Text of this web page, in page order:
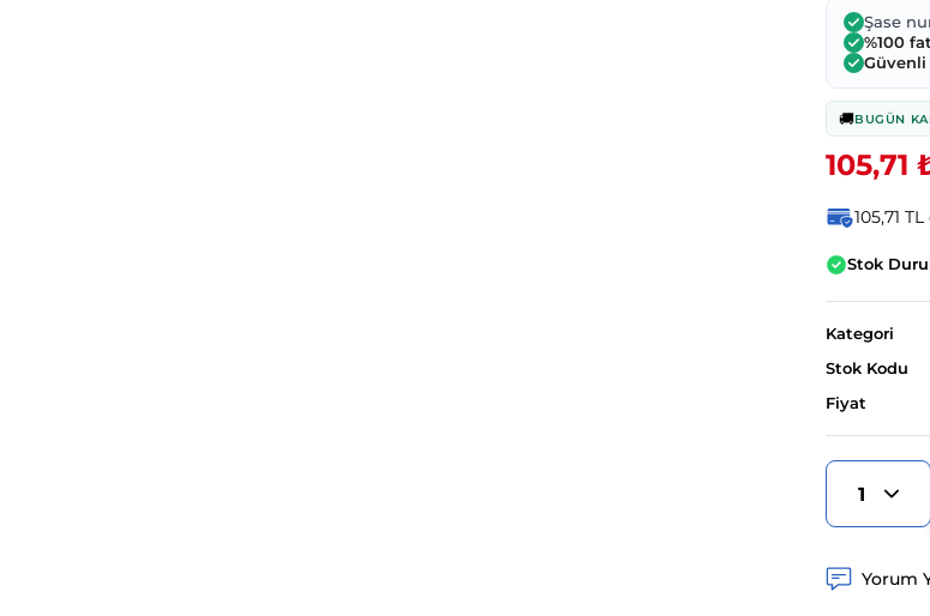
Şase
%100
🚚BUGÜN
105,71
105,71
Stok
Kategori
Stok Kodu
Fiyat
Yorum